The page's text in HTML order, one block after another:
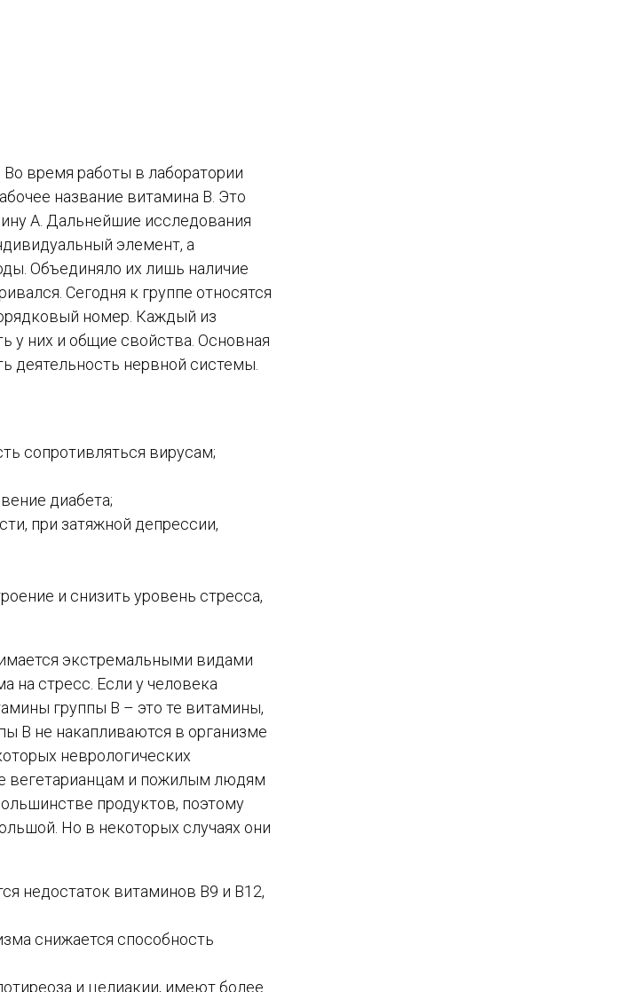
время работы в лаборатории
название витамина В. Это
А. Дальнейшие исследования
элемент, а
Объединяло их лишь наличие
Сегодня к группе относятся
номер. Каждый из
у них и общие свойства. Основная
деятельность нервной системы.
сопротивляться вирусам;
диабета;
при затяжной депрессии,
и снизить уровень стресса,
экстремальными видами
на стресс. Если у человека
группы В – это те витамины,
В не накапливаются в организме
неврологических
вегетарианцам и пожилым людям
продуктов, поэтому
Но в некоторых случаях они
недостаток витаминов B9 и B12,
снижается способность
и целиакии, имеют более